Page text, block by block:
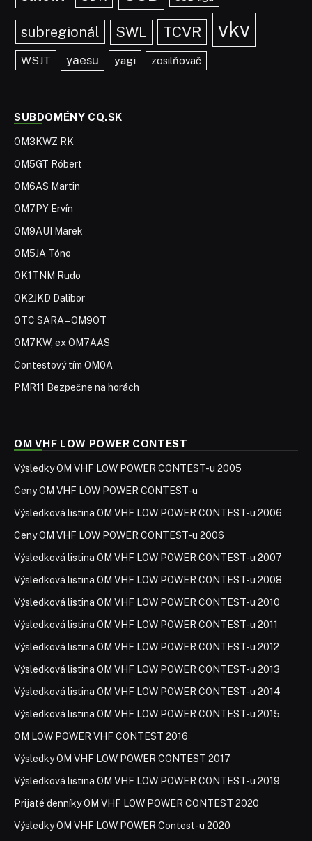
subregionál SWL TCVR vkv
WSJT yaesu yagi zosilňovač
SUBDOMÉNY CQ.SK
OM3KWZ RK
OM5GT Róbert
OM6AS Martin
OM7PY Ervín
OM9AUI Marek
OM5JA Tóno
OK1TNM Rudo
OK2JKD Dalibor
OTC SARA – OM9OT
OM7KW, ex OM7AAS
Contestový tím OM0A
PMR11 Bezpečne na horách
OM VHF LOW POWER CONTEST
Výsledky OM VHF LOW POWER CONTEST-u 2005
Ceny OM VHF LOW POWER CONTEST-u
Výsledková listina OM VHF LOW POWER CONTEST-u 2006
Ceny OM VHF LOW POWER CONTEST-u 2006
Výsledková listina OM VHF LOW POWER CONTEST-u 2007
Výsledková listina OM VHF LOW POWER CONTEST-u 2008
Výsledková listina OM VHF LOW POWER CONTEST-u 2010
Výsledková listina OM VHF LOW POWER CONTEST-u 2011
Výsledková listina OM VHF LOW POWER CONTEST-u 2012
Výsledková listina OM VHF LOW POWER CONTEST-u 2013
Výsledková listina OM VHF LOW POWER CONTEST-u 2014
Výsledková listina OM VHF LOW POWER CONTEST-u 2015
OM LOW POWER VHF CONTEST 2016
Výsledky OM VHF LOW POWER CONTEST 2017
Výsledková listina OM VHF LOW POWER CONTEST-u 2019
Prijaté denníky OM VHF LOW POWER CONTEST 2020
Výsledky OM VHF LOW POWER Contest-u 2020